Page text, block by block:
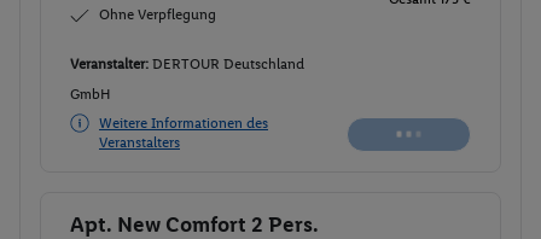
Ohne Verpflegung
Veranstalter: DERTOUR Deutschland
GmbH
Weitere Informationen des
Veranstalters
verfügbar
Buchen
Apt. New Comfort 2 Pers.